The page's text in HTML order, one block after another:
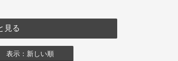
見る
表示：新しい順